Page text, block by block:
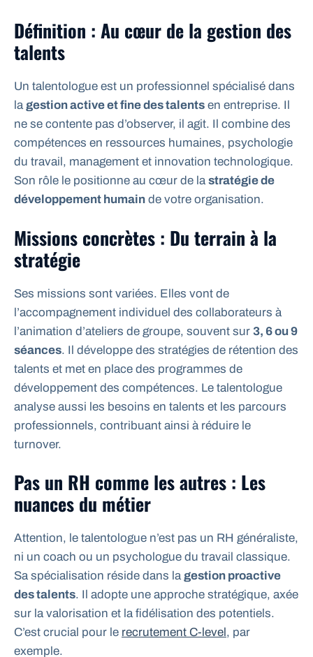
Définition : Au cœur de la gestion des
talents
Un talentologue est un professionnel spécialisé dans
lagestion active et fine des talents en entreprise. Il
ne se contente pas d’observer, il agit. Il combine des
compétences en ressources humaines, psychologie
du travail, management et innovation technologique.
Son rôle le positionne au cœur de lastratégie de
développement humain de votre organisation.
Missions concrètes : Du terrain à la
stratégie
Ses missions sont variées. Elles vont de
l’accompagnement individuel des collaborateurs à
l’animation d’ateliers de groupe, souvent sur 3, 6 ou 9
séances. Il développe des stratégies de rétention des
talents et met en place des programmes de
développement des compétences. Le talentologue
analyse aussi les besoins en talents et les parcours
professionnels, contribuant ainsi à réduire le
turnover.
Pas un RH comme les autres : Les
nuances du métier
Attention, le talentologue n’est pas un RH généraliste,
ni un coach ou un psychologue du travail classique.
Sa spécialisation réside dans lagestion proactive
des talents. Il adopte une approche stratégique, axée
sur la valorisation et la fidélisation des potentiels.
C’est crucial pour le recrutement C-level, par
exemple.